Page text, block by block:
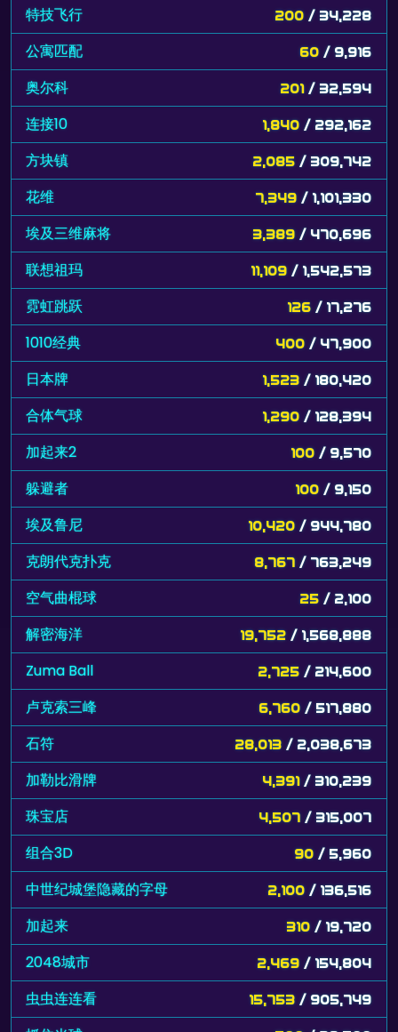
特技飞行 200 / 34,228
公寓匹配 60 / 9,916
奥尔科 201 / 32,594
连接10 1,840 / 292,162
方块镇 2,085 / 309,742
花维 7,349 / 1,101,330
埃及三维麻将 3,389 / 470,696
联想祖玛 11,109 / 1,542,573
霓虹跳跃 126 / 17,276
1010经典 400 / 47,900
日本牌 1,523 / 180,420
合体气球 1,290 / 128,394
加起来2 100 / 9,570
躲避者 100 / 9,150
埃及鲁尼 10,420 / 944,780
克朗代克扑克 8,767 / 763,249
空气曲棍球 25 / 2,100
解密海洋 19,752 / 1,568,888
Zuma Ball 2,725 / 214,600
卢克索三峰 6,760 / 517,880
石符 28,013 / 2,038,673
加勒比滑牌 4,391 / 310,239
珠宝店 4,507 / 315,007
组合3D 90 / 5,960
中世纪城堡隐藏的字母 2,100 / 136,516
加起来 310 / 19,720
2048城市 2,469 / 154,804
虫虫连连看 15,753 / 905,749